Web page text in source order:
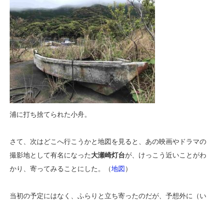
浦に打ち捨てられた小舟。
さて、次はどこへ行こうかと地図を見ると、あの映画やドラマの
撮影地として有名になった大瀬崎灯台が、けっこう近いことがわ
かり、寄ってみることにした。（地図）
当初の予定にはなく、ふらりと立ち寄ったのだが、予想外に（い